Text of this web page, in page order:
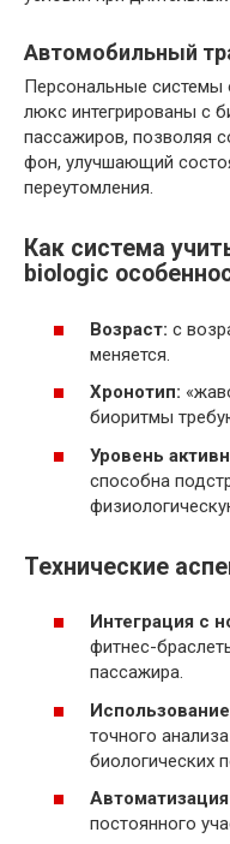
Автомобильный
Персональные системы
люкс интегрированы с
пассажиров, позволяя
фон, улучшающий
переутомления.
Как система
biologic
Возраст: с
меняется.
Хронотип:
биоритмы
Уровень
способна
Технические
Интеграция с
фитнес-
пассажира.
точного
биологических
постоянного